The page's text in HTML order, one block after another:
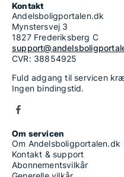
Kontakt
Andelsboligportalen.dk
Mynstersvej 3
1827 Frederiksberg C
CVR: 38854925
Fuld adgang til servicen
Ingen bindingstid.
Om servicen
Om Andelsboligportalen.dk
Kontakt & support
Abonnementsvilkår